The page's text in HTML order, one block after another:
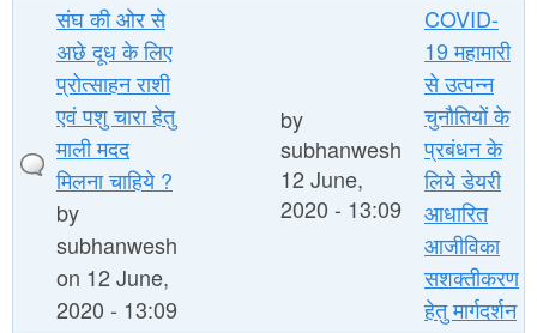
संघ की ओर से
अछे दूध के लिए
प्रोत्साहन राशी
एवं पशु चारा हेतु
माली मदद
मिलना चाहिये ?
by
subhanwesh
on 12 June,
2020 - 13:09
by
subhanwesh
12 June,
2020 - 13:09
COVID-
19 महामारी
से उत्पन्न
चुनौतियों के
प्रबंधन के
लिये डेयरी
आधारित
आजीविका
सशक्तीकरण
हेतु मार्गदर्शन